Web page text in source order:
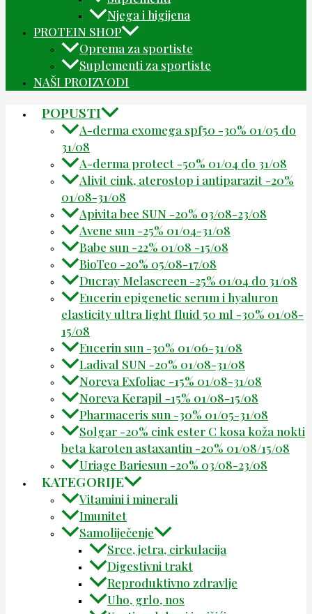
Njega i higijena
PROTEIN SHOP
Oprema za sportiste
Suplementi za sportiste
NAŠI PROIZVODI
POPUSTI
A-derma exomega spf50 -30% 01/05 do
31/08
A-derma protect -50% 01/04 do 31/08
Alivit cink, aterostop i antiparazit -20%
01/08-31/08
Apivita bee SUN -20% 03/08-23/08
Avene sun -25% 01/04-31/08
Babe sun -22% 01/08 -15/08
BioTeo -20% 05/08-17/08
Ducray Melascreen -25% 01/04 do 31/08
Eucerin epigenetic serum i hyaluron
elasticity ultra light fluid 50 ml -30% 01/08-
15/08
Eucerin sun -30% 01/06-31/08
Ladival SUN -20% 01/08-31/08
Noreva Exfoliac -15% 01/08-31/08
Noreva Kerapil -15% 01/08-15/08
Pharmaceris sun -30% 01/05-31/08
Solgar -20% cink ester C kosa koža nokti
beta karoten astaxantin -20% 01/08/15/08
Uriage Bariesun -20% 03/08-23/08
KATEGORIJE
Vitamini i minerali
Imunitet
Samoliječenje
Srce, jetra, cirkulacija
Digestivni trakt
Reproduktivno zdravlje
Uho, grlo, nos